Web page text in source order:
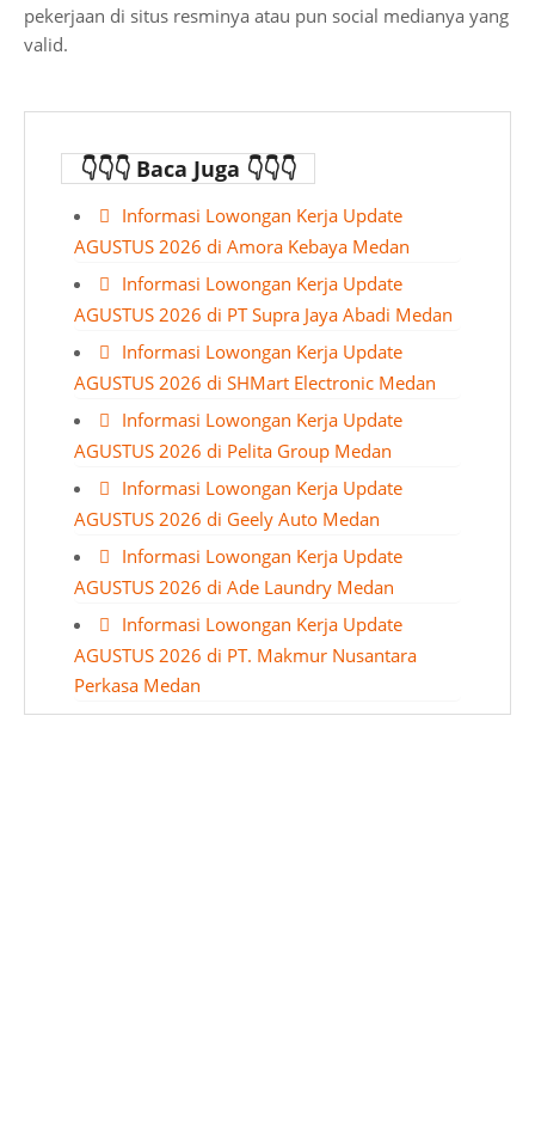
pekerjaan di situs resminya atau pun social medianya yang
valid.
👇👇👇 Baca Juga 👇👇👇
Informasi Lowongan Kerja Update
AGUSTUS 2026 di Amora Kebaya Medan
Informasi Lowongan Kerja Update
AGUSTUS 2026 di PT Supra Jaya Abadi Medan
Informasi Lowongan Kerja Update
AGUSTUS 2026 di SHMart Electronic Medan
Informasi Lowongan Kerja Update
AGUSTUS 2026 di Pelita Group Medan
Informasi Lowongan Kerja Update
AGUSTUS 2026 di Geely Auto Medan
Informasi Lowongan Kerja Update
AGUSTUS 2026 di Ade Laundry Medan
Informasi Lowongan Kerja Update
AGUSTUS 2026 di PT. Makmur Nusantara
Perkasa Medan